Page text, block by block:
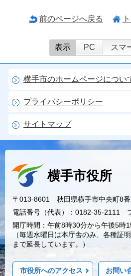
前のページへ戻る
表示 PC スマ
横手市のホームページについ
プライバシーポリシー
サイトマップ
横手市役所
〒013-8601 秋田県横手市中央町8
電話番号（代表）：0182-35-2111
開庁時間：午前8時30分から午後5時
（毎週水曜日は本庁舎のみ、各種証
まで延長しています。）
市役所へのアクセス お問い